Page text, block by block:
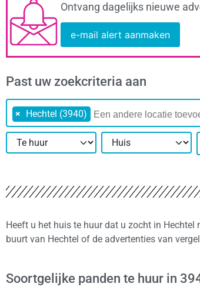
Ontvang dagelijks nieuwe
e-mail alert aanmaken
Past uw zoekcriteria aan
× Hechtel (3940)
Heeft u het huis te huur dat u zocht in
buurt van Hechtel of de advertenties van
Soortgelijke panden te huur in